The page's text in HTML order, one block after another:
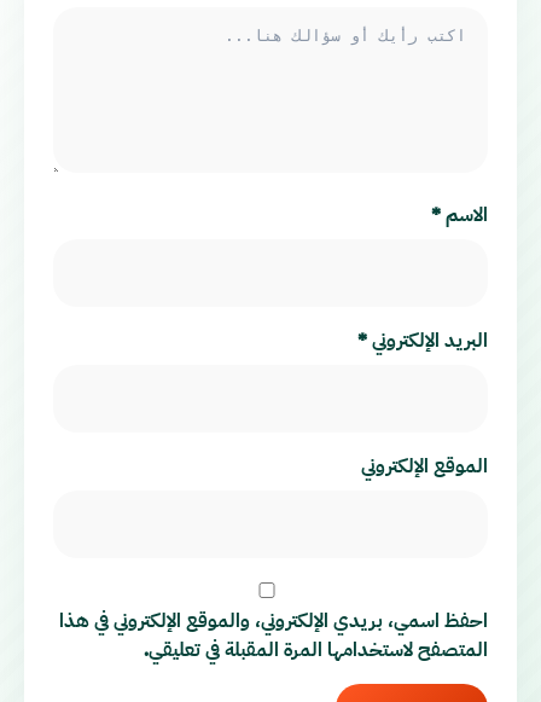
الاسم*
البريد الإلكتروني*
الموقع الإلكتروني
احفظ اسمي، بريدي الإلكتروني، والموقع الإلكتروني في هذا
المتصفح لاستخدامها المرة المقبلة في تعليقي.